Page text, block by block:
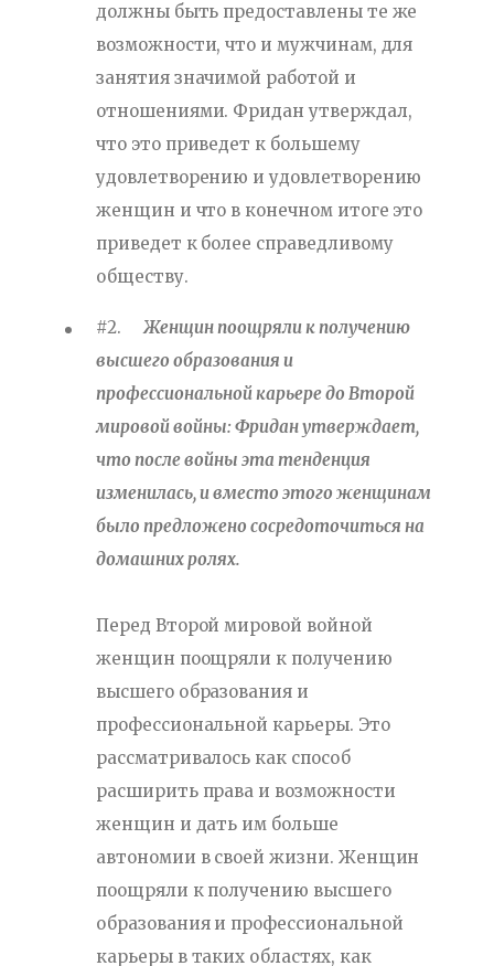
должны быть предоставлены те же
возможности, что и мужчинам, для
занятия значимой работой и
отношениями. Фридан утверждал,
что это приведет к большему
удовлетворению и удовлетворению
женщин и что в конечном итоге это
приведет к более справедливому
обществу.
#2.Женщин поощряли к получению
высшего образования и
профессиональной карьере до Второй
мировой войны: Фридан утверждает,
что после войны эта тенденция
изменилась, и вместо этого женщинам
было предложено сосредоточиться на
домашних ролях.
Перед Второй мировой войной
женщин поощряли к получению
высшего образования и
профессиональной карьеры. Это
рассматривалось как способ
расширить права и возможности
женщин и дать им больше
автономии в своей жизни. Женщин
поощряли к получению высшего
образования и профессиональной
карьеры в таких областях, как